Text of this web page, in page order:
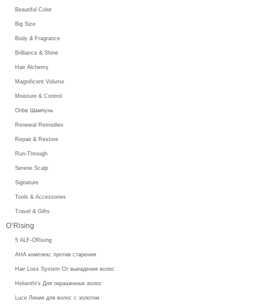
Beautiful Color
Big Size
Body & Fragrance
Brilliance & Shine
Hair Alchemy
Magnificent Volume
Moisture & Control
Oribe Шампунь
Renewal Remedies
Repair & Restore
Run-Through
Serene Scalp
Signature
Tools & Accessories
Travel & Gifts
O’Rising
5 ALF-ORising
AHA комплекс против старения
Hair Loss System От выпадения волос
Helianthi's Для окрашенных волос
Luce Линия для волос с золотом